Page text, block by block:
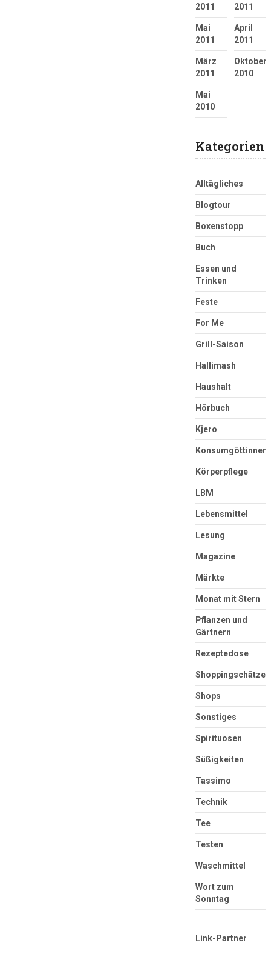
2011
2011
Mai
2011
April
2011
März
2011
Oktober
2010
Mai
2010
Kategorien
Alltägliches
Blogtour
Boxenstopp
Buch
Essen und
Trinken
Feste
For Me
Grill-Saison
Hallimash
Haushalt
Hörbuch
Kjero
Konsumgöttinnen
Körperpflege
LBM
Lebensmittel
Lesung
Magazine
Märkte
Monat mit Stern
Pflanzen und
Gärtnern
Rezeptedose
Shoppingschätze
Shops
Sonstiges
Spirituosen
Süßigkeiten
Tassimo
Technik
Tee
Testen
Waschmittel
Wort zum
Sonntag
Link-Partner